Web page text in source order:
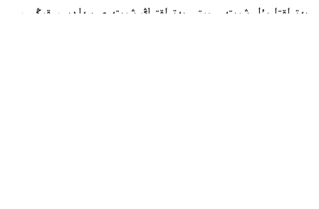
بەتپاقتا بۇل شوپتەر جوق. بەتپاقتىڭ شوپتەرى سەلدىر، قوڭىر،